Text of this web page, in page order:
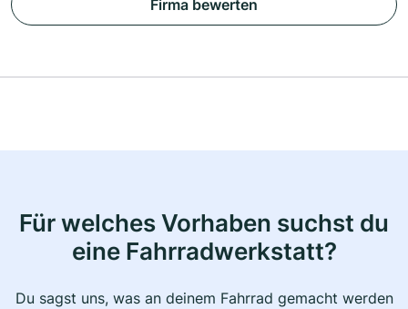
Firma bewerten
Für welches Vorhaben suchst du
eine Fahrradwerkstatt?
Du sagst uns, was an deinem Fahrrad gemacht werden